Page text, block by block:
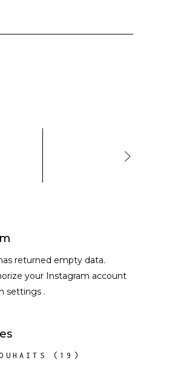
returned empty data.
your Instagram account
settings .
(19)